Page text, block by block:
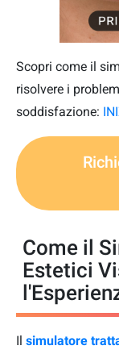
Scopri come il
risolvere i
soddisfazione:
Come il
Estetici
Il simulatore